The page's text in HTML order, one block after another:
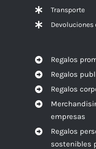
Transporte
Devoluciones
Regalos
Regalos
Regalos
empresas
Regalos
sostenibles